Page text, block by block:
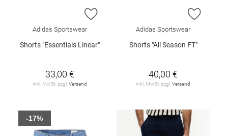
ZUR WUNSCHLISTE HINZUFÜGEN
Adidas Sportswear
Shorts "Essentials Linear"
33,00 €
inkl. MwSt. zzgl. Versand
ZUR
Adidas Sportswear
Shorts "All Season FT"
40,00 €
inkl. MwSt. zzgl. Versand
-17%